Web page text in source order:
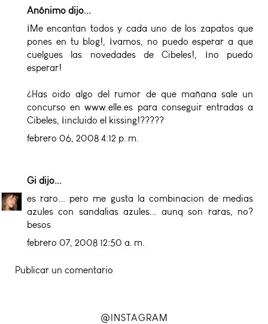
Anónimo dijo...
¡Me encantan todos y cada uno de los zapatos que
pones en tu blog!, ¡vamos, no puedo esperar a que
cuelgues las novedades de Cibeles!, ¡no puedo
esperar!
¿Has oido algo del rumor de que mañana sale un
concurso enwww.elle.es para conseguir entradas a
Cibeles, ¡incluido el kissing!?????
febrero 06, 2008 4:12 p. m.
Gi dijo...
es raro... pero me gusta la combinacion de medias
azules con sandalias azules... aunq son raras, no?
besos
febrero 07, 2008 12:50 a. m.
Publicar un comentario
@INSTAGRAM